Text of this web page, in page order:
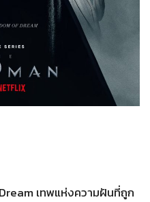
เทพแห่งความฝันที่ถูก